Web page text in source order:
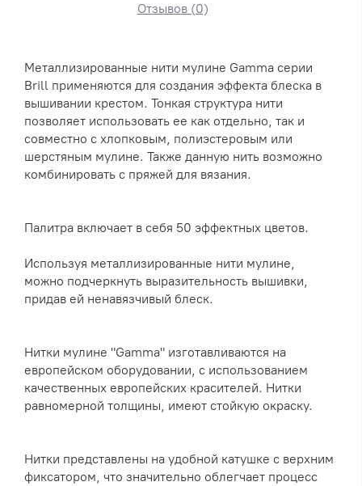
Отзывов (0)
Металлизированные нити мулине Gamma серии
Brill применяются для создания эффекта блеска в
вышивании крестом. Тонкая структура нити
позволяет использовать ее как отдельно, так и
совместно с хлопковым, полиэстеровым или
шерстяным мулине. Также данную нить возможно
комбинировать с пряжей для вязания.
Палитра включает в себя 50 эффектных цветов.
Используя металлизированные нити мулине,
можно подчеркнуть выразительность вышивки,
придав ей ненавязчивый блеск.
Нитки мулине "Gamma" изготавливаются на
европейском оборудовании, с использованием
качественных европейских красителей. Нитки
равномерной толщины, имеют стойкую окраску.
Нитки представлены на удобной катушке с верхним
фиксатором, что значительно облегчает процесс